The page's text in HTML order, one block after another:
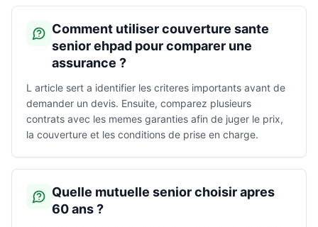
Comment utiliser couverture sante
senior ehpad pour comparer une
assurance ?
L article sert a identifier les criteres importants avant de
demander un devis. Ensuite, comparez plusieurs
contrats avec les memes garanties afin de juger le prix,
la couverture et les conditions de prise en charge.
Quelle mutuelle senior choisir apres
60 ans ?